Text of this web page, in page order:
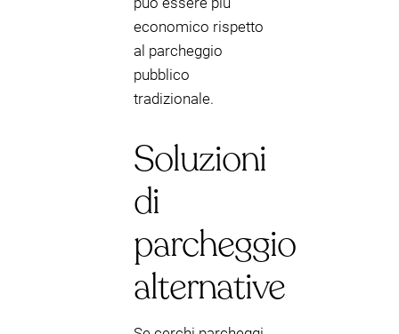
economico rispetto
al parcheggio
pubblico
tradizionale.
Soluzioni
di
parcheggio
alternative